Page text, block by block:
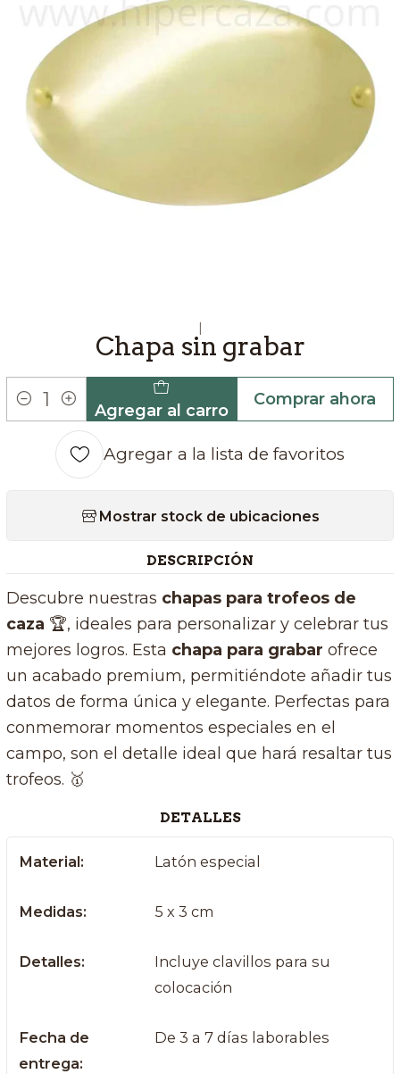
|
Chapa sin grabar
Cantidad Agregar al carro
Comprar ahora
Agregar a la lista de favoritos
Mostrar stock de ubicaciones
DESCRIPCIÓN
Descubre nuestras chapas para trofeos de
caza 🏆, ideales para personalizar y celebrar tus
mejores logros. Esta chapa para grabar ofrece
un acabado premium, permitiéndote añadir tus
datos de forma única y elegante. Perfectas para
conmemorar momentos especiales en el
campo, son el detalle ideal que hará resaltar tus
trofeos. 🥇
DETALLES
Material: Latón especial
Medidas: 5 x 3 cm
Detalles:
Incluye clavillos para su
colocación
Fecha de
entrega:
De 3 a 7 días laborables